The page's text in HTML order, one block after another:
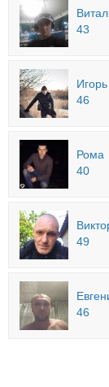
43
Игорь
46
Рома
40
49
46